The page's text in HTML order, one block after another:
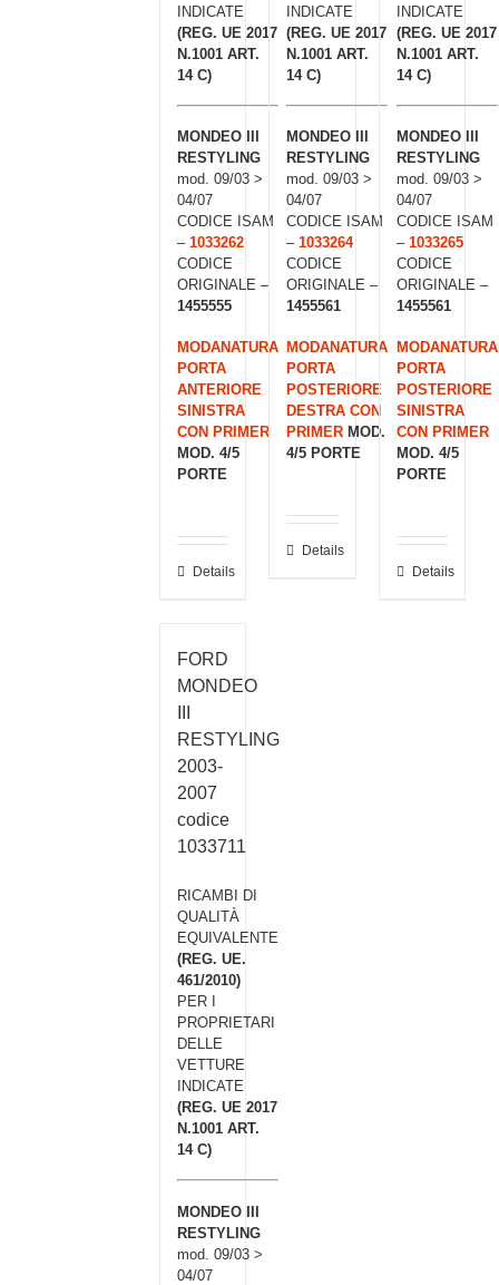
INDICATE
(REG. UE 2017
N.1001 ART.
14 C)
MONDEO III
RESTYLING
mod. 09/03 >
04/07
CODICE ISAM
– 1033262
CODICE
ORIGINALE –
1455555
MODANATURA
PORTA
ANTERIORE
SINISTRA
CON PRIMER
MOD. 4/5
PORTE
Details
INDICATE
(REG. UE 2017
N.1001 ART.
14 C)
MONDEO III
RESTYLING
mod. 09/03 >
04/07
CODICE ISAM
–1033264
CODICE
ORIGINALE –
1455561
MODANATURA
PORTA
POSTERIORE
DESTRA CON
PRIMERMOD.
4/5 PORTE
Details
INDICATE
(REG. UE 2017
N.1001 ART.
14 C)
MONDEO III
RESTYLING
mod. 09/03 >
04/07
CODICE ISAM
– 1033265
CODICE
ORIGINALE –
1455561
MODANATURA
PORTA
POSTERIORE
SINISTRA
CON PRIMER
MOD. 4/5
PORTE
Details
FORD
MONDEO
RESTYLING
2003-
2007
codice
1033711
RICAMBI DI
QUALITÀ
EQUIVALENTE
(REG. UE.
461/2010)
PER I
PROPRIETARI
DELLE
VETTURE
INDICATE
(REG. UE 2017
N.1001 ART.
14 C)
MONDEO III
RESTYLING
mod. 09/03 >
04/07